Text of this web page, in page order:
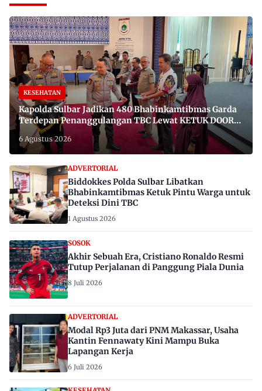
KESEHATAN
Kapolda Sulbar Jadikan 480 Bhabinkamtibmas Garda
Terdepan Penanggulangan TBC Lewat KETUK DOORS
di 650 Desa
6 Agustus 2026
ADVERTORIAL
Biddokkes Polda Sulbar Libatkan
Bhabinkamtibmas Ketuk Pintu Warga untuk
Deteksi Dini TBC
1 Agustus 2026
SOSOK
Akhir Sebuah Era, Cristiano Ronaldo Resmi
Tutup Perjalanan di Panggung Piala Dunia
8 Juli 2026
ADVERTORIAL
Modal Rp3 Juta dari PNM Makassar, Usaha
Kantin Fennawaty Kini Mampu Buka
Lapangan Kerja
6 Juli 2026